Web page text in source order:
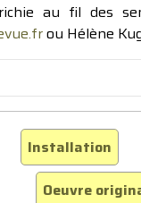
au fil des
ou Hélène
Installation
Oeuvre